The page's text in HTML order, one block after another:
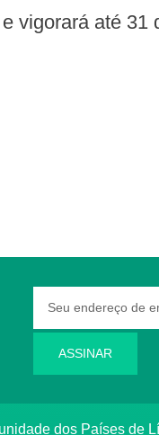
vigorará até 31
ASSINAR
dos Países de